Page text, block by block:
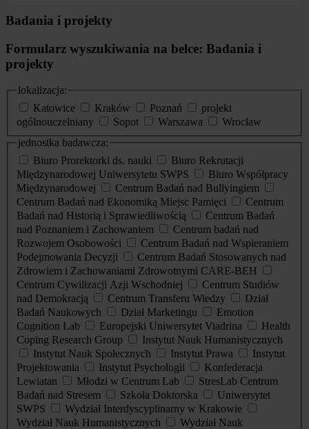
Badania i projekty
Formularz wyszukiwania na belce: Badania i
projekty
lokalizacja:
Katowice
Kraków Poznań
projekt
ogólnouczelniany
Sopot Warszawa
Wrocław
jednostka badawcza:
Biuro Prorektorki ds. nauki
Biuro Rekrutacji
Międzynarodowej Uniwersytetu SWPS
Biuro Współpracy
Międzynarodowej
Centrum Badań nad Bullyingiem
Centrum Badań nad Ekonomiką Miejsc Pamięci
Centrum
Badań nad Historią i Sprawiedliwością
Centrum Badań
nad Poznaniem i Zachowaniem
Centrum badań nad
Rozwojem Osobowości
Centrum Badań nad Wspieraniem
Podejmowania Decyzji
Centrum Badań Stosowanych nad
Zdrowiem i Zachowaniami Zdrowotnymi CARE-BEH
Centrum Cywilizacji Azji Wschodniej
Centrum Studiów
nad Demokracją
Centrum Transferu Wiedzy
Dział
Badań Naukowych
Dział Marketingu
Emotion
Cognition Lab
Europejski Uniwersytet Viadrina
Health
Coping Research Group
Instytut Nauk Humanistycznych
Instytut Nauk Społecznych
Instytut Prawa
Instytut
Projektowania
Instytut Psychologii
Konfederacja
Lewiatan
Młodzi w Centrum Lab
StresLab Centrum
Badań nad Stresem
Szkoła Doktorska
Uniwersytet
SWPS
Wydział Interdyscyplinarny w Krakowie
Wydział Nauk Humanistycznych
Wydział Nauk